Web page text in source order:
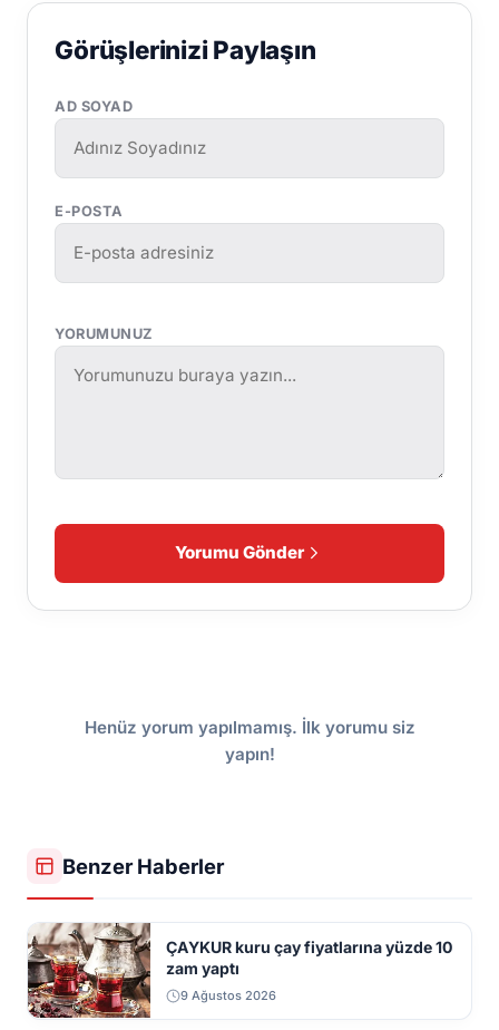
Görüşlerinizi Paylaşın
AD SOYAD
E-POSTA
YORUMUNUZ
Yorumu Gönder
Henüz yorum yapılmamış. İlk yorumu siz
yapın!
Benzer Haberler
ÇAYKUR kuru çay fiyatlarına yüzde 10
zam yaptı
9 Ağustos 2026